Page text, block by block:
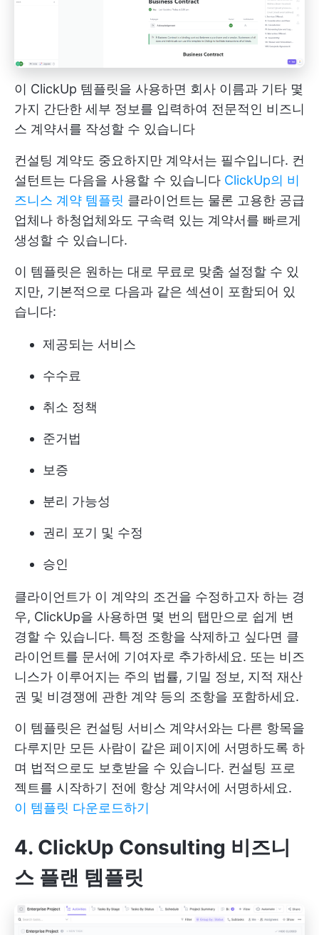
이 ClickUp 템플릿을 사용하면 회사 이름과 기타 몇
가지 간단한 세부 정보를 입력하여 전문적인 비즈니
스 계약서를 작성할 수 있습니다
컨설팅 계약도 중요하지만 계약서는 필수입니다. 컨
설턴트는 다음을 사용할 수 있습니다 ClickUp의 비
즈니스 계약 템플릿 클라이언트는 물론 고용한 공급
업체나 하청업체와도 구속력 있는 계약서를 빠르게
생성할 수 있습니다.
이 템플릿은 원하는 대로 무료로 맞춤 설정할 수 있
지만, 기본적으로 다음과 같은 섹션이 포함되어 있
습니다:
제공되는 서비스
수수료
취소 정책
준거법
보증
분리 가능성
권리 포기 및 수정
승인
클라이언트가 이 계약의 조건을 수정하고자 하는 경
우, ClickUp을 사용하면 몇 번의 탭만으로 쉽게 변
경할 수 있습니다. 특정 조항을 삭제하고 싶다면 클
라이언트를 문서에 기여자로 추가하세요. 또는 비즈
니스가 이루어지는 주의 법률, 기밀 정보, 지적 재산
권 및 비경쟁에 관한 계약 등의 조항을 포함하세요.
이 템플릿은 컨설팅 서비스 계약서와는 다른 항목을
다루지만 모든 사람이 같은 페이지에 서명하도록 하
며 법적으로도 보호받을 수 있습니다. 컨설팅 프로
젝트를 시작하기 전에 항상 계약서에 서명하세요.
이 템플릿 다운로드하기
4. ClickUp Consulting 비즈니
스 플랜 템플릿